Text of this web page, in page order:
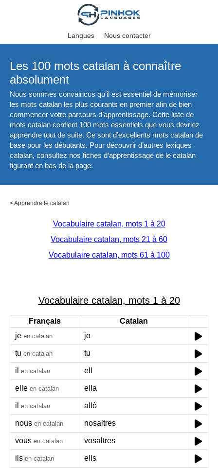
Langues Nous contacter
Les 100 mots catalan à connaître
absolument
Nous sommes convaincus qu’il est essentiel de mémoriser
les mots catalan les plus courants en premier afin de bien
commencer votre parcours d’apprentissage. Cette liste de
mots catalan contient 100 mots essentiels que vous devriez
apprendre tout de suite. Ce sont d’excellents mots catalan de
base pour les débutants. Pour découvrir d’autres lexiques
catalan, consultez nos fiches d’apprentissage de le catalan
figurant en bas de la page.
<Apprendre le catalan
Vocabulaire catalan, mots 1 à 20
Vocabulaire catalan, mots 21 à 60
Vocabulaire catalan, mots 61 à 100
Vocabulaire catalan, mots 1 à 20
Français
Catalan
je en catalan jo
tu en catalan tu
il en catalan ell
elle en catalan ella
il en catalan allò
nous en catalan nosaltres
vous en catalan vosaltres
ils en catalan ells